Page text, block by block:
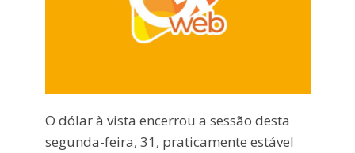
O dólar à vista encerrou a sessão desta
segunda-feira, 31, praticamente estável